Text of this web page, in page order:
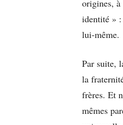
origines, à
identité » :
lui-même.
Par suite,
la
frères. Et
mêmes